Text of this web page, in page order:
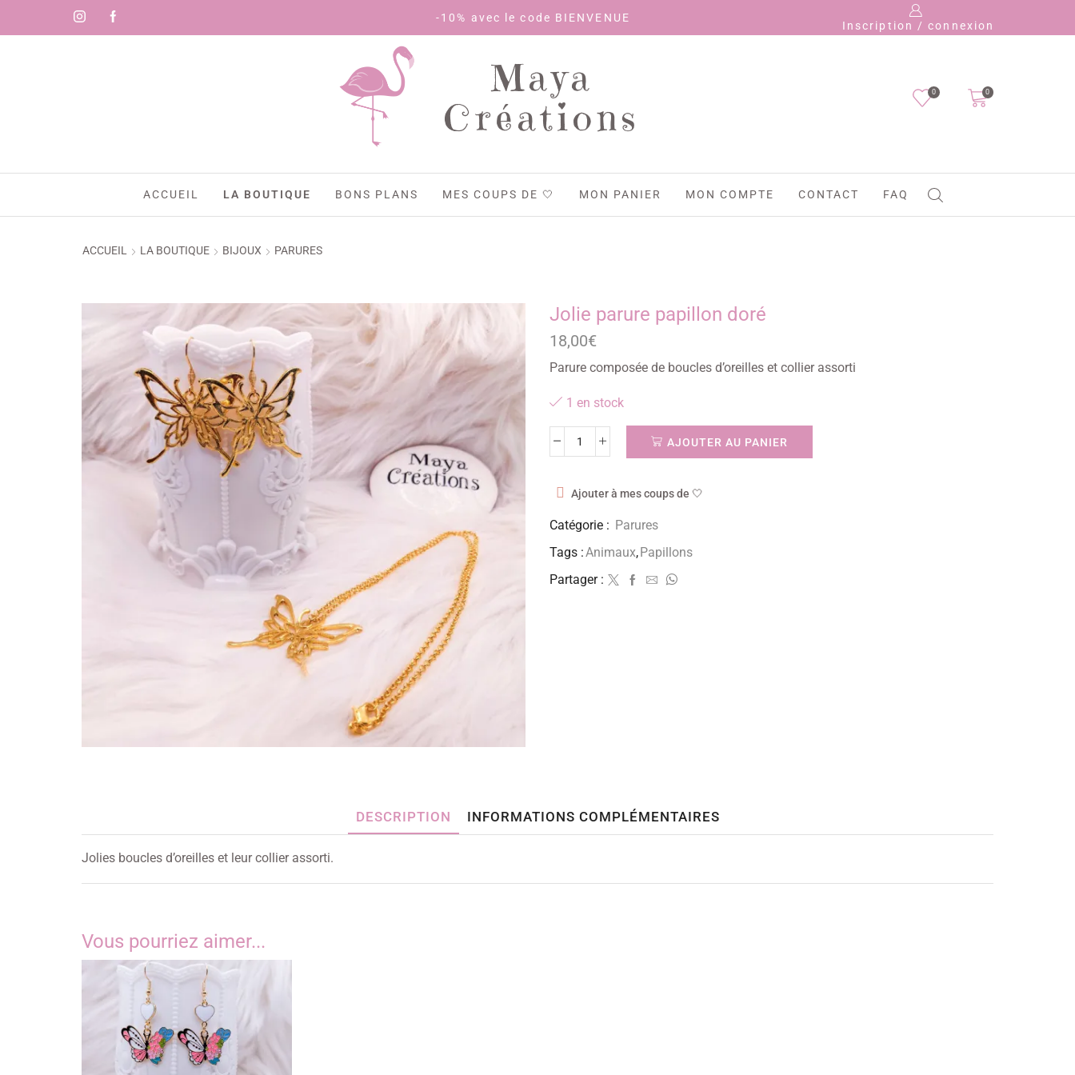
-10% avec le code BIENVENUE
Inscription / connexion
Maya
Créations
0 0
ACCUEIL LA BOUTIQUE BONS PLANS MES COUPS DE 🤍 MON PANIER MON COMPTE CONTACT FAQ
ACCUEIL LA BOUTIQUE BIJOUX PARURES
Jolie parure papillon doré
18,00€
Parure composée de boucles d’oreilles et collier assorti
1 en stock
AJOUTER AU PANIER
Ajouter à mes coups de 🤍
Catégorie : Parures
Tags :Animaux,Papillons
Partager :
DESCRIPTION INFORMATIONS COMPLÉMENTAIRES
Jolies boucles d’oreilles et leur collier assorti.
Vous pourriez aimer...